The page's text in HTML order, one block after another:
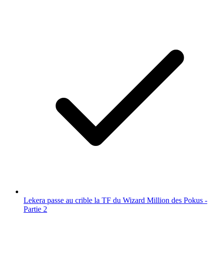
Lekera passe au crible la TF du Wizard Million des Pokus -
Partie 2